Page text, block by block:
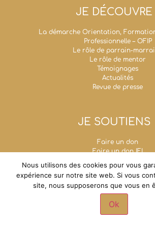
JE DÉCOUVRE
La démarche Orientation,
Professionnelle – OFIP
Le rôle de parrain-
Le rôle de mentor
Témoignages
Actualités
Revue de presse
JE SOUTIENS
Faire un don
Faire un don IFI
Mécénat d’entreprise
Legs, donations et
Fondation Un Avenir
Grande chancellerie de la Légion
rue de Solférino - 75007
Nous utilisons des cookies pour vous
expérience sur notre site web. Si vous
site, nous supposerons que vous en
Ok